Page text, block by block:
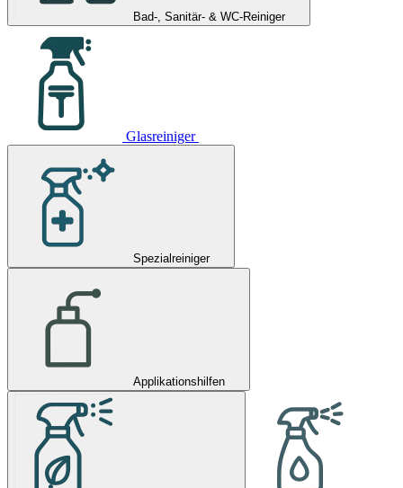
Bad-, Sanitär- & WC-Reiniger
Glasreiniger
Spezialreiniger
Applikationshilfen